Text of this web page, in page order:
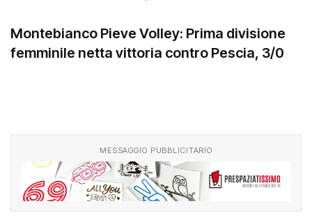
Montebianco Pieve Volley: Prima divisione
femminile netta vittoria contro Pescia, 3/0
MESSAGGIO PUBBLICITARIO